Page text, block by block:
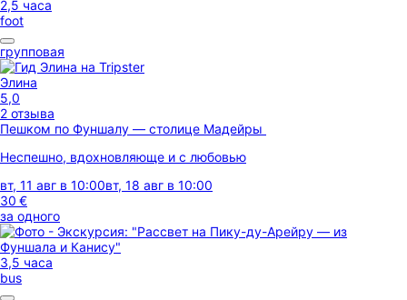
2,5 часа
foot
групповая
Элина
5,0
2 отзыва
Пешком по Фуншалу — столице Мадейры
Неспешно, вдохновляюще и с любовью
вт, 11 авг в 10:00вт, 18 авг в 10:00
30 €
за одного
3,5 часа
bus